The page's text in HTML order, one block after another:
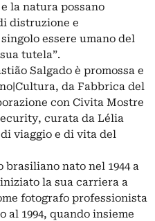
la natura possano
distruzione e
essere umano del
tutela”.
Salgado è promossa e
da Fabbrica del
con Civita Mostre
curata da Lélia
viaggio e di vita del
brasiliano nato nel 1944 a
la sua carriera a
fotografo professionista
al 1994, quando insieme